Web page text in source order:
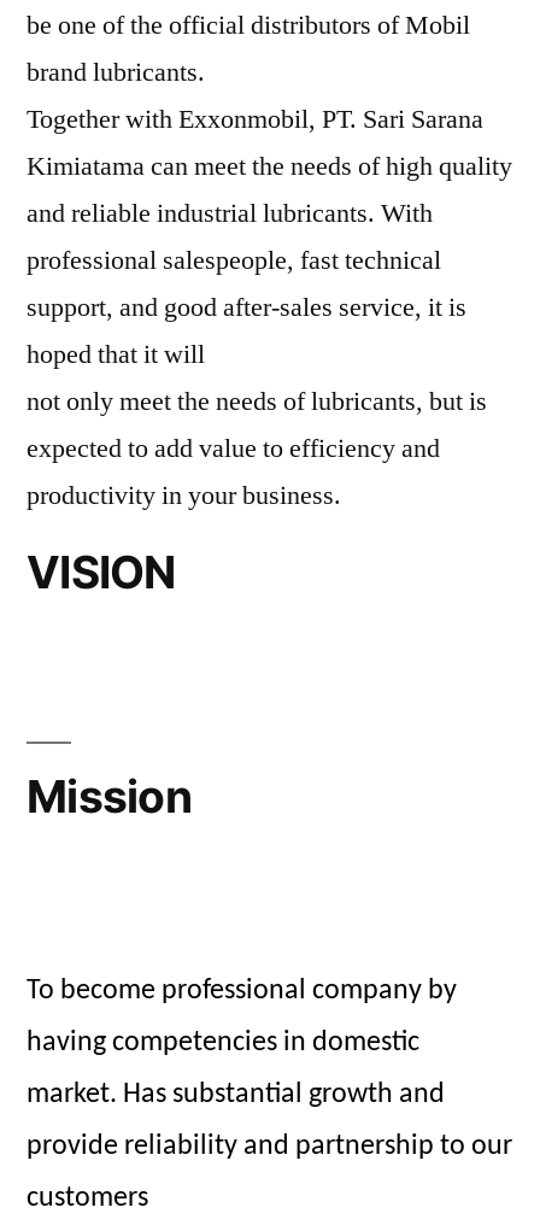
be one of the official distributors of Mobil
brand lubricants.
Together with Exxonmobil, PT. Sari Sarana
Kimiatama can meet the needs of high quality
and reliable industrial lubricants. With
professional salespeople, fast technical
support, and good after-sales service, it is
hoped that it will
not only meet the needs of lubricants, but is
expected to add value to efficiency and
productivity in your business.
VISION
Mission
To become professional company by
having competencies in domestic
market. Has substantial growth and
provide reliability and partnership to our
customers